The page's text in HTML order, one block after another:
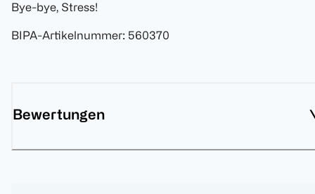
Bye-bye, Stress!
BIPA-Artikelnummer: 560370
Bewertungen